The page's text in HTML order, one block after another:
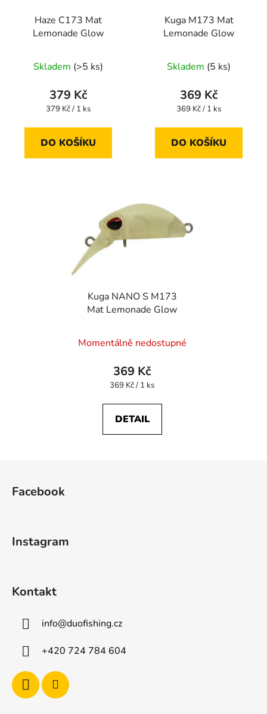
Haze C173 Mat
Lemonade Glow
Skladem (>5 ks)
379 Kč
Měrná
379 Kč / 1 ks
DO KOŠÍKU
Kuga M173 Mat
Lemonade Glow
Skladem (5 ks)
369 Kč
Měrná
369 Kč / 1 ks
DO KOŠÍKU
Kuga NANO S M173
Mat Lemonade Glow
Momentálně nedostupné
369 Kč
Měrná
369 Kč / 1 ks
DETAIL
Facebook
Instagram
Kontakt
info@duofishing.cz
+420 724 784 604